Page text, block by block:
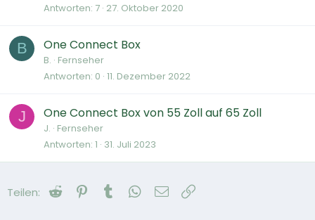
Antworten 7 27. Oktober 2020
B One Connect Box
B. Fernseher
Antworten 0 11. Dezember 2022
J One Connect Box von 55 Zoll auf 65 Zoll
J. Fernseher
Antworten 1 31. Juli 2023
Teilen: Reddit Pinterest
Tumblr WhatsApp
E-Mail